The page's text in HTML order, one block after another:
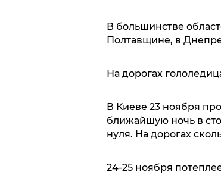
В большинстве
Полтавщине, в
На дорогах
В Киеве 23 ноября
ближайшую ночь в
нуля. На дорогах
24-25 ноября